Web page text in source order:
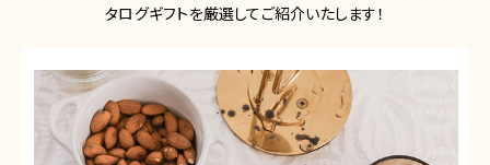
タログギフトを厳選してご紹介いたします！